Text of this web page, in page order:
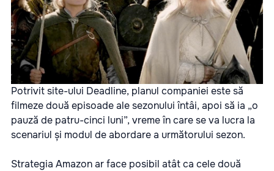
Potrivit site-ului Deadline, planul companiei este să
filmeze două episoade ale sezonului întâi, apoi să ia „o
pauză de patru-cinci luni”, vreme în care se va lucra la
scenariul și modul de abordare a următorului sezon.
Strategia Amazon ar face posibil atât ca cele două